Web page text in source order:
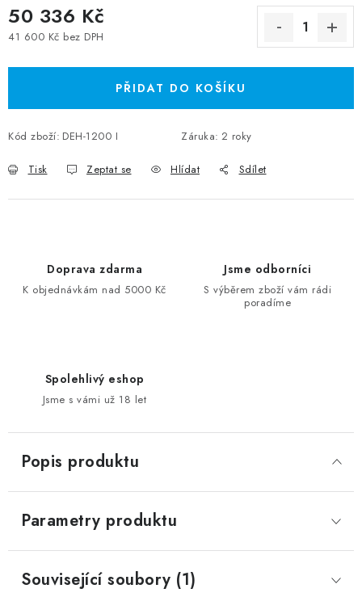
50 336 Kč
41 600 Kč bez DPH
PŘIDAT DO KOŠÍKU
Kód zboží: DEH-1200 I Záruka: 2 roky
Tisk Zeptat se Hlídat Sdílet
Doprava zdarma
K objednávkám nad 5000 Kč
Jsme odborníci
S výběrem zboží vám rádi
poradíme
Spolehlivý eshop
Jsme s vámi už 18 let
Popis produktu
Parametry produktu
Související soubory (1)